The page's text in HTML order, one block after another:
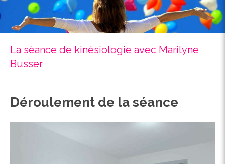
La séance de kinésiologie avec Marilyne
Busser
Déroulement de la séance